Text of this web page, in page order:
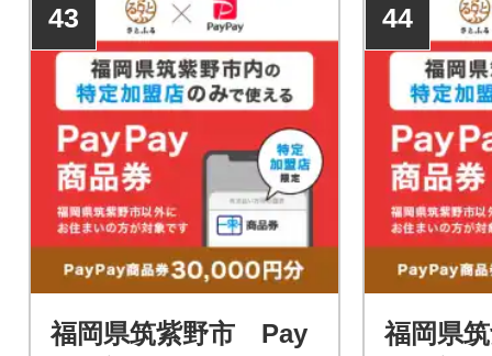
43
福岡県筑紫野市 Pay
44
福岡県